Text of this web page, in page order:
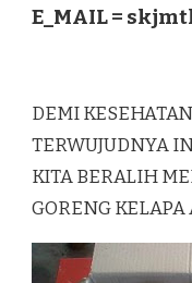
E_MAIL =
DEMI
TERWUJUDNYA
KITA BERALIH
GORENG